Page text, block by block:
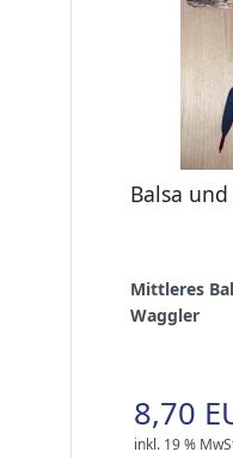
Balsa
Mittleres
Waggler
8,70
inkl. 19 %